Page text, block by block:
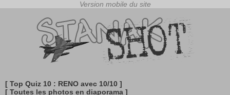
[ Top Quiz 10 : RENO avec 10/10 ]
[ Toutes les photos en diaporama ]